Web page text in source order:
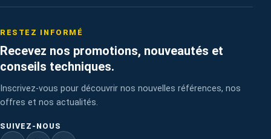
RESTEZ INFORMÉ
Recevez nos promotions, nouveautés et
conseils techniques.
Inscrivez-vous pour découvrir nos nouvelles références, nos
offres et nos actualités.
SUIVEZ-NOUS